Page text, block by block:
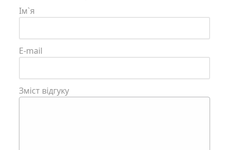
Ім`я
E-mail
Зміст відгуку